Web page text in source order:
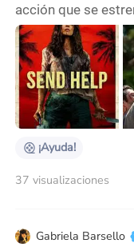
acción que se
pueden ver en
El Guardian, Sin
Send Help Título
Duración: 113 min
Raimi Actores
O'Brien, Dennis
¡Ayuda!
37 visualizaciones
Gabriela Barsello